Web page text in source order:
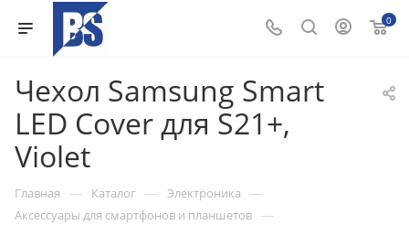
0
Чехол Samsung Smart
LED Cover для S21+,
Violet
Главная — Каталог — Электроника —
Аксессуары для смартфонов и планшетов —